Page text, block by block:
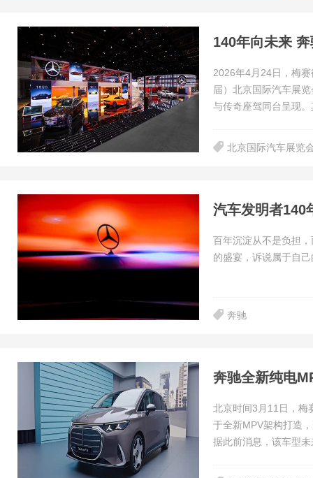
2026年4月24日，梅
届）北京国际汽车展
与传奇座驾同台呈现
北京国际汽车展览
汽车发明者140
百年沉淀从不是负担
的盛宴，诉说属于自
奔驰
奔驰全新纯电
北京时间3月11日，
于全新MPV架构打造
据此前消息，该车型